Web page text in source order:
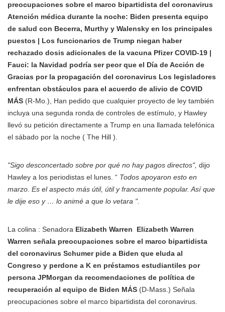
preocupaciones sobre el marco bipartidista del coronavirus
Atención médica durante la noche: Biden presenta equipo
de salud con Becerra, Murthy y Walensky en los principales
puestos | Los funcionarios de Trump niegan haber
rechazado dosis adicionales de la vacuna Pfizer COVID-19 |
Fauci: la Navidad podría ser peor que el Día de Acción de
Gracias por la propagación del coronavirus Los legisladores
enfrentan obstáculos para el acuerdo de alivio de COVID
MÁS (R-Mo.), Han pedido que cualquier proyecto de ley también
incluya una segunda ronda de controles de estímulo, y Hawley
llevó su petición directamente a Trump en una llamada telefónica
el sábado por la noche ( The Hill ).
"Sigo desconcertado sobre por qué no hay pagos directos", dijo
Hawley a los periodistas el lunes. “ Todos apoyaron esto en
marzo. Es el aspecto más útil, útil y francamente popular. Así que
le dije eso y … lo animé a que lo vetara ".
La colina : Senadora Elizabeth Warren
Elizabeth Warren
Warren señala preocupaciones sobre el marco bipartidista
del coronavirus Schumer pide a Biden que eluda al
Congreso y perdone a K en préstamos estudiantiles por
persona JPMorgan da recomendaciones de política de
recuperación al equipo de Biden MÁS (D-Mass.) Señala
preocupaciones sobre el marco bipartidista del coronavirus.